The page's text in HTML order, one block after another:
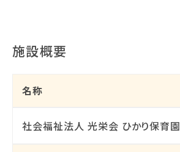
施設概要
名称
社会福祉法人 光栄会 ひかり保育園